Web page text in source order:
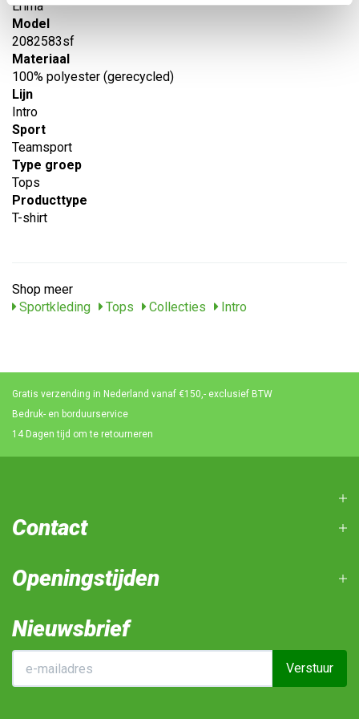
Erima
Model
2082583sf
Materiaal
100% polyester (gerecycled)
Lijn
Intro
Sport
Teamsport
Type groep
Tops
Producttype
T-shirt
Shop meer
Sportkleding
Tops Collecties Intro
Gratis verzending in Nederland vanaf €150,- exclusief BTW
Bedruk- en borduurservice
14 Dagen tijd om te retourneren
Contact
Openingstijden
Nieuwsbrief
Verstuur